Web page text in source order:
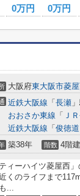
0万円 0万円
大阪府東大阪市菱
近鉄大阪線 「 長瀬
おおさか東線 「 Ｊ
近鉄大阪線 「 俊徳道
築38年 階数 4階建
ティーハイツ菱屋西
くのライフまで
...